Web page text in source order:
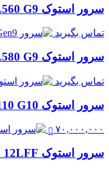
سرور استوک HPE Proliant DL560 G9
تماس بگیرید
سرور استوک HPE ProLiant DL580 G9
تماس بگیرید
سرور استوک HPE ProLiant ML110 G10
۷۰,۰۰۰,۰۰۰
سرور استوک DL380 G9 12LFF